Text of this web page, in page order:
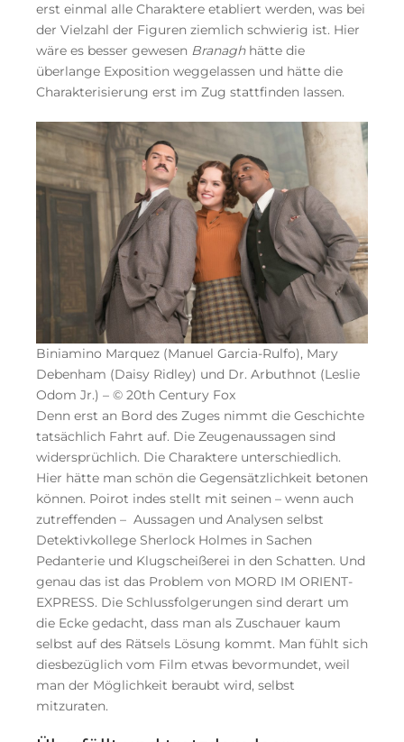
erst einmal alle Charaktere etabliert werden, was bei
der Vielzahl der Figuren ziemlich schwierig ist. Hier
wäre es besser gewesen Branaghhätte die
überlange Exposition weggelassen und hätte die
Charakterisierung erst im Zug stattfinden lassen.
Biniamino Marquez (Manuel Garcia-Rulfo), Mary
Debenham (Daisy Ridley) und Dr. Arbuthnot (Leslie
Odom Jr.) – © 20th Century Fox
Denn erst an Bord des Zuges nimmt die Geschichte
tatsächlich Fahrt auf. Die Zeugenaussagen sind
widersprüchlich. Die Charaktere unterschiedlich.
Hier hätte man schön die Gegensätzlichkeit betonen
können. Poirot indes stellt mit seinen – wenn auch
zutreffenden – Aussagen und Analysen selbst
Detektivkollege Sherlock Holmes in Sachen
Pedanterie und Klugscheißerei in den Schatten. Und
genau das ist das Problem von MORD IM ORIENT-
EXPRESS. Die Schlussfolgerungen sind derart um
die Ecke gedacht, dass man als Zuschauer kaum
selbst auf des Rätsels Lösung kommt. Man fühlt sich
diesbezüglich vom Film etwas bevormundet, weil
man der Möglichkeit beraubt wird, selbst
mitzuraten.